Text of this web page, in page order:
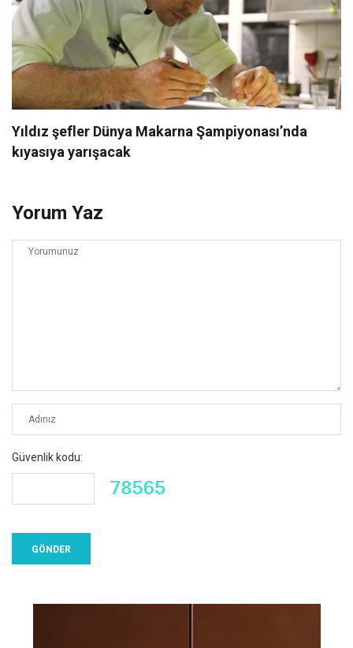
Yıldız şefler Dünya Makarna Şampiyonası’nda
kıyasıya yarışacak
Yorum Yaz
Güvenlik kodu: